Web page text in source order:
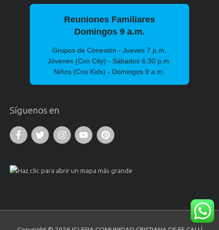
Reuniones Familiares
Domingos 9 a.m.
Grupos de Conexión - Jueves 7 p.m.
Jóvenes (Cxn City) - Sábados 6:30 p.m.
Niños (Cnx Kids) - Domingos 9 a.m.
Síguenos en